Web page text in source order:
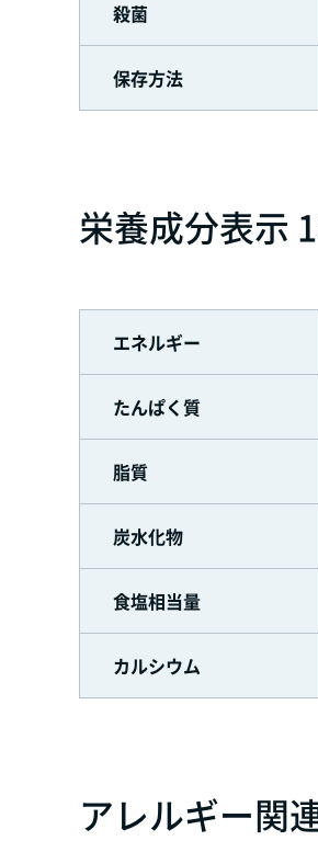
殺菌
保存方法
栄養成分表示
エネルギー
たんぱく質
脂質
炭水化物
食塩相当量
カルシウム
アレルギー関